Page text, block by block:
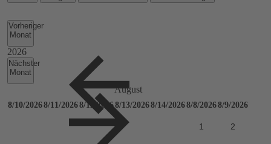
Vorheriger
Monat
Nächster
Monat